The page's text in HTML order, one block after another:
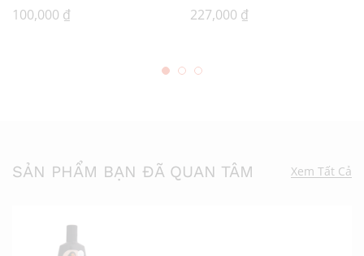
100,000 ₫ 227,000 ₫
SẢN PHẨM BẠN ĐÃ QUAN TÂM Xem Tất Cả